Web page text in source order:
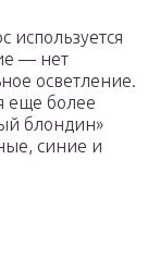
используется
— нет
осветление.
еще более
блондин»
синие и